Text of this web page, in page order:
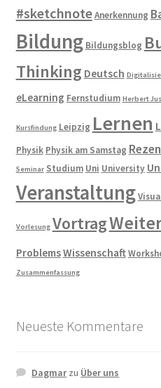
#sketchnoteAnerkennung
Bildung Bildungsblog
Thinking Deutsch
eLearning Fernstudium Herbert
Kursfindung Leipzig Lernen
Physik Physik am Samstag
Seminar Studium Uni University
Veranstaltung
Vorlesung Vortrag
ProblemsWissenschaft
Zusammenfassung
Neueste Kommentare
Dagmarzu Über uns